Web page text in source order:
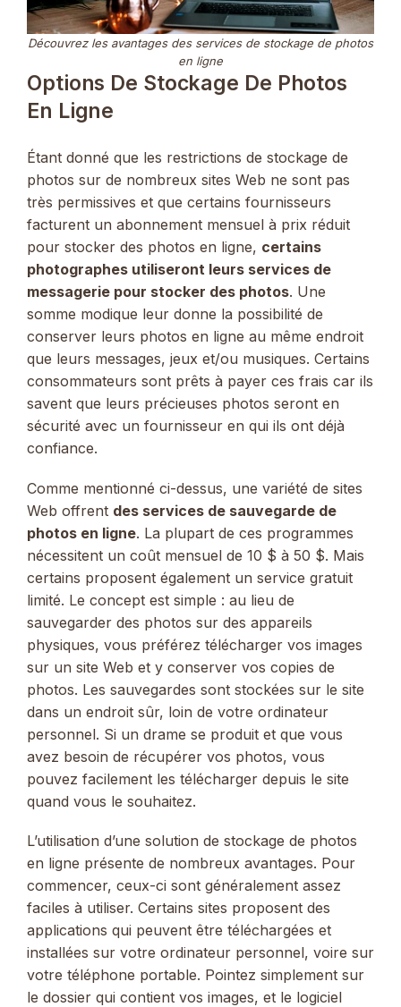
Découvrez les avantages des services de stockage de photos
en ligne
Options De Stockage De Photos
En Ligne
Étant donné que les restrictions de stockage de
photos sur de nombreux sites Web ne sont pas
très permissives et que certains fournisseurs
facturent un abonnement mensuel à prix réduit
pour stocker des photos en ligne, certains
photographes utiliseront leurs services de
messagerie pour stocker des photos. Une
somme modique leur donne la possibilité de
conserver leurs photos en ligne au même endroit
que leurs messages, jeux et/ou musiques. Certains
consommateurs sont prêts à payer ces frais car ils
savent que leurs précieuses photos seront en
sécurité avec un fournisseur en qui ils ont déjà
confiance.
Comme mentionné ci-dessus, une variété de sites
Web offrent des services de sauvegarde de
photos en ligne. La plupart de ces programmes
nécessitent un coût mensuel de 10 $ à 50 $. Mais
certains proposent également un service gratuit
limité. Le concept est simple : au lieu de
sauvegarder des photos sur des appareils
physiques, vous préférez télécharger vos images
sur un site Web et y conserver vos copies de
photos. Les sauvegardes sont stockées sur le site
dans un endroit sûr, loin de votre ordinateur
personnel. Si un drame se produit et que vous
avez besoin de récupérer vos photos, vous
pouvez facilement les télécharger depuis le site
quand vous le souhaitez.
L’utilisation d’une solution de stockage de photos
en ligne présente de nombreux avantages. Pour
commencer, ceux-ci sont généralement assez
faciles à utiliser. Certains sites proposent des
applications qui peuvent être téléchargées et
installées sur votre ordinateur personnel, voire sur
votre téléphone portable. Pointez simplement sur
le dossier qui contient vos images, et le logiciel